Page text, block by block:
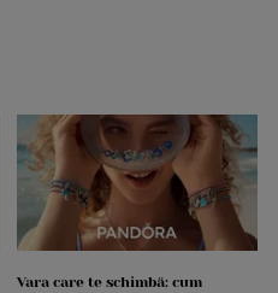
Vara care te schimbă: cum